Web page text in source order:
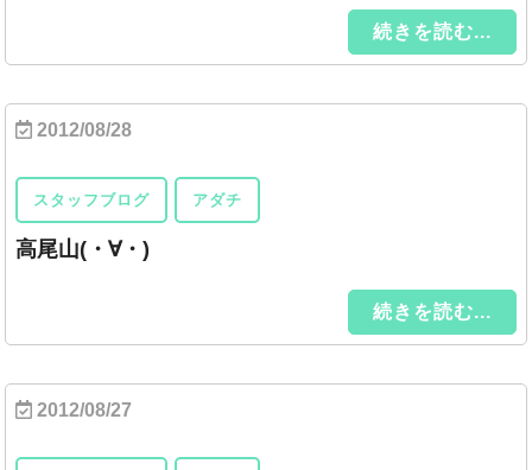
続きを読む...
2012/08/28
スタッフブログ アダチ
高尾山(・∀・)
続きを読む...
2012/08/27